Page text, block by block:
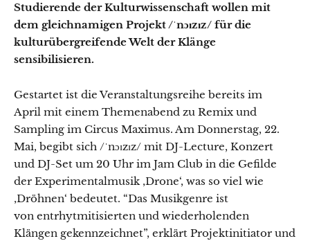
Studierende der Kulturwissenschaft wollen mit
dem gleichnamigen Projekt/ˈnɔɪzɪz/ für die
kulturübergreifende Welt der Klänge
sensibilisieren.
Gestartet ist die Veranstaltungsreihe bereits im
April mit einem Themenabend zu Remix und
Sampling im Circus Maximus. Am Donnerstag, 22.
Mai, begibt sich /ˈnɔɪzɪz/ mit DJ-Lecture, Konzert
und DJ-Set um 20 Uhr im Jam Club in die Gefilde
der Experimentalmusik ‚Drone‘, was so viel wie
‚Dröhnen‘ bedeutet. “Das Musikgenre ist
von entrhytmitisierten und wiederholenden
Klängen gekennzeichnet”, erklärt Projektinitiator und